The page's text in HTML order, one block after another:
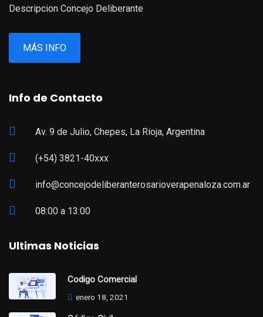
Descripcion Concejo Deliberante
MÁS INFO
Info de Contacto
Av. 9 de Julio, Chepes, La Rioja, Argentina
(+54) 3821-40xxx
info@concejodeliberanterosarioverapenaloza.com.ar
08:00 a 13:00
Ultimas Noticias
Codigo Comercial
enero 18, 2021